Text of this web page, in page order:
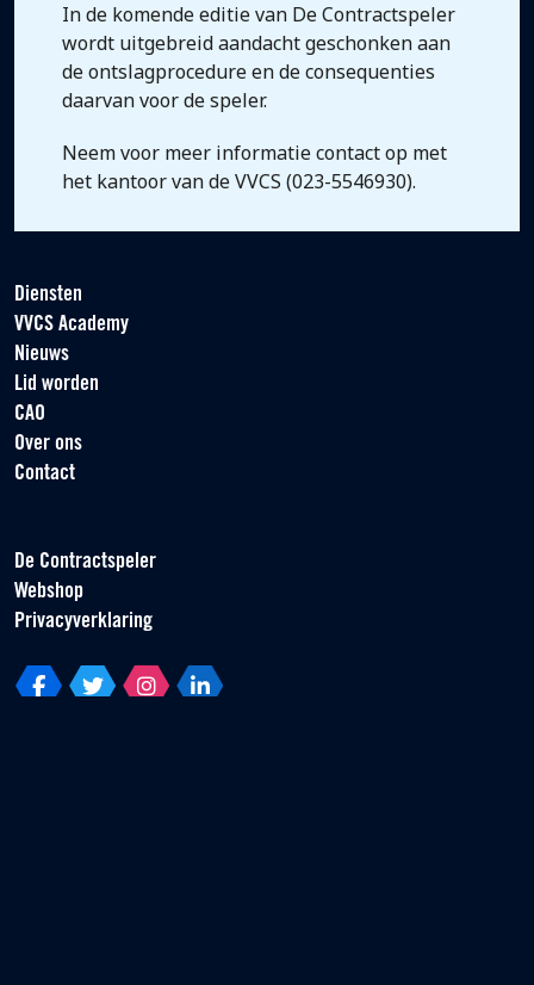
In de komende editie van De Contractspeler
wordt uitgebreid aandacht geschonken aan
de ontslagprocedure en de consequenties
daarvan voor de speler.
Neem voor meer informatie contact op met
het kantoor van de VVCS (023-5546930).
Diensten
VVCS Academy
Nieuws
Lid worden
CAO
Over ons
Contact
De Contractspeler
Webshop
Privacyverklaring